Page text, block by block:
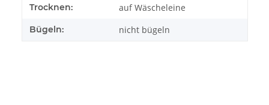
Trocknen: auf Wäscheleine
Bügeln: nicht bügeln